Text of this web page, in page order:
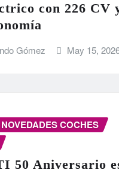
con 226 CV
Gómez May 15,
NOVEDADES COCHES
50 Aniversario